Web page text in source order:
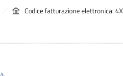
Codice fatturazione elettronica: